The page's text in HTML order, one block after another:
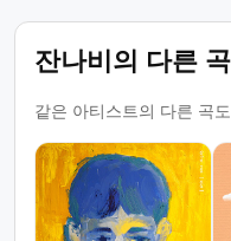
잔나비의 다른 곡
같은 아티스트의 다른 곡